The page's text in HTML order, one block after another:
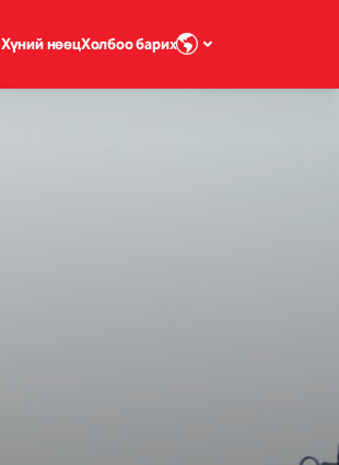
Хүний нөөцХолбоо барих